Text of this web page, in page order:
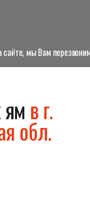
сайте, мы Вам
в г.
обл.